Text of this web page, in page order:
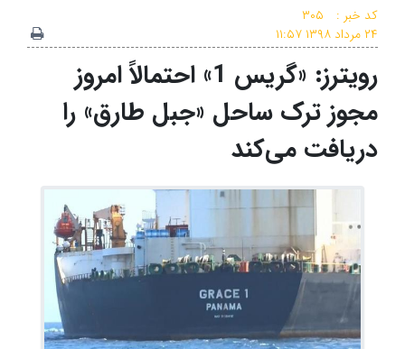
هشدار سطح نارنجی در استان بوشهر صادر شد
کد خبر :
۳۰۵
۲۴ مرداد ۱۳۹۸
۱۱:۵۷
رویترز: «گریس 1» احتمالاً امروز
مجوز ترک ساحل «جبل طارق» را
دریافت می‌کند